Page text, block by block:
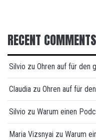
RECENT COMMENTS
Silvio zu Ohren auf für den
Claudia zu Ohren auf für
Silvio zu Warum einen
Maria Vizsnyai zu Warum